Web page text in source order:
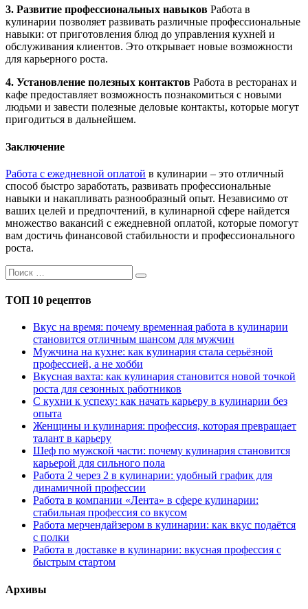
3. Развитие профессиональных навыков Работа в
кулинарии позволяет развивать различные профессиональные
навыки: от приготовления блюд до управления кухней и
обслуживания клиентов. Это открывает новые возможности
для карьерного роста.
4. Установление полезных контактов Работа в ресторанах и
кафе предоставляет возможность познакомиться с новыми
людьми и завести полезные деловые контакты, которые могут
пригодиться в дальнейшем.
Заключение
Работа с ежедневной оплатой в кулинарии – это отличный
способ быстро заработать, развивать профессиональные
навыки и накапливать разнообразный опыт. Независимо от
ваших целей и предпочтений, в кулинарной сфере найдется
множество вакансий с ежедневной оплатой, которые помогут
вам достичь финансовой стабильности и профессионального
роста.
ТОП 10 рецептов
Вкус на время: почему временная работа в кулинарии
становится отличным шансом для мужчин
Мужчина на кухне: как кулинария стала серьёзной
профессией, а не хобби
Вкусная вахта: как кулинария становится новой точкой
роста для сезонных работников
С кухни к успеху: как начать карьеру в кулинарии без
опыта
Женщины и кулинария: профессия, которая превращает
талант в карьеру
Шеф по мужской части: почему кулинария становится
карьерой для сильного пола
Работа 2 через 2 в кулинарии: удобный график для
динамичной профессии
Работа в компании «Лента» в сфере кулинарии:
стабильная профессия со вкусом
Работа мерчендайзером в кулинарии: как вкус подаётся
с полки
Работа в доставке в кулинарии: вкусная профессия с
быстрым стартом
Архивы